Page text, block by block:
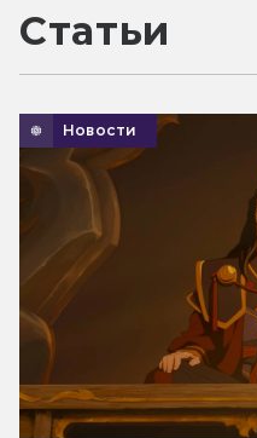
Статьи
Новости